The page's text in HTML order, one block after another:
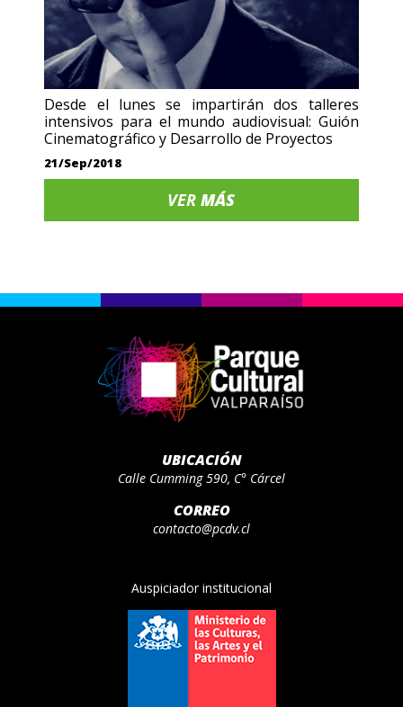
Desde el lunes se impartirán dos talleres
intensivos para el mundo audiovisual: Guión
Cinematográfico y Desarrollo de Proyectos
21/Sep/2018
VERMÁS
UBICACIÓN
Calle Cumming 590, C° Cárcel
CORREO
contacto@pcdv.cl
Auspiciador institucional